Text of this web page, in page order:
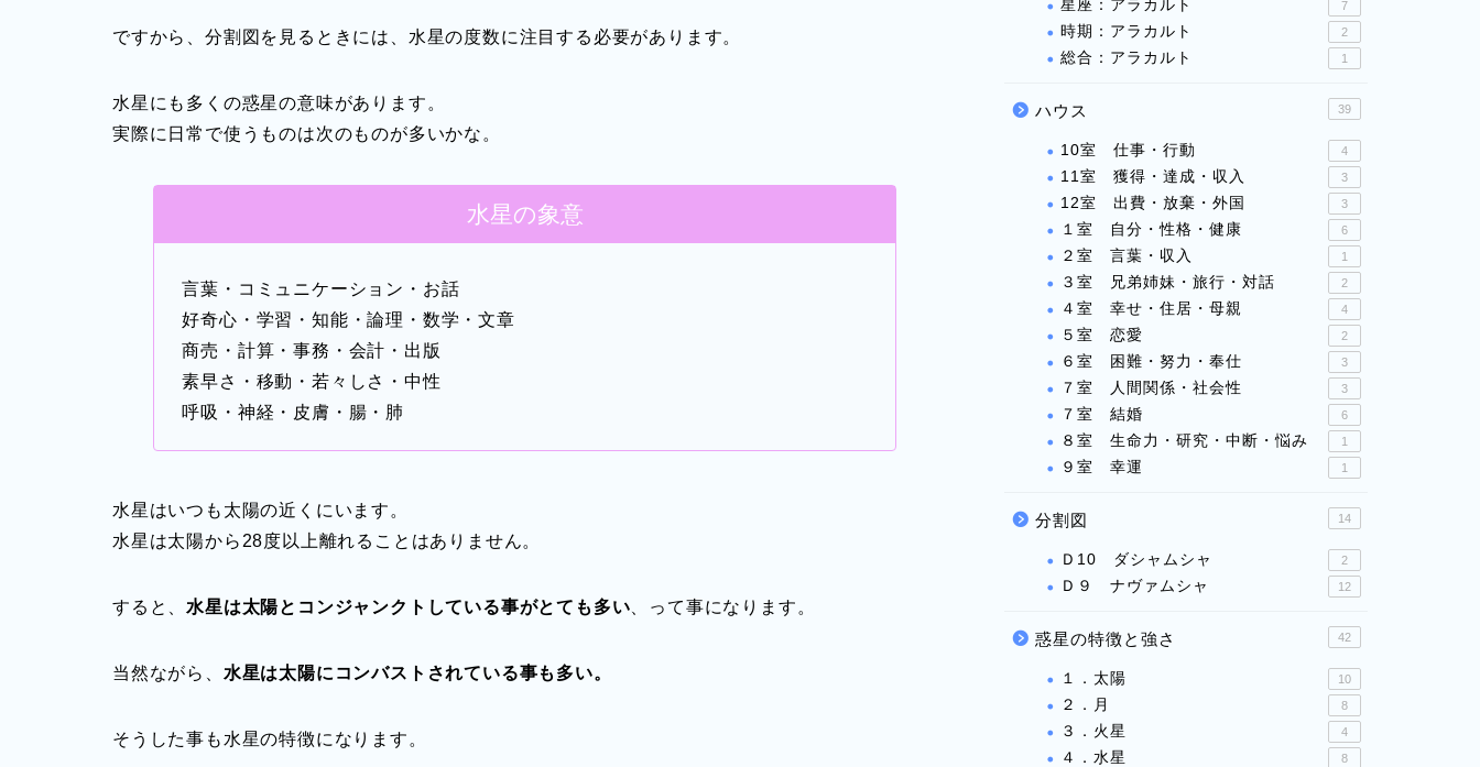
ですから、分割図を見るときには、水星の度数に注目する必要があります。
水星にも多くの惑星の意味があります。
実際に日常で使うものは次のものが多いかな。
水星の象意
言葉・コミュニケーション・お話
好奇心・学習・知能・論理・数学・文章
商売・計算・事務・会計・出版
素早さ・移動・若々しさ・中性
呼吸・神経・皮膚・腸・肺
水星はいつも太陽の近くにいます。
水星は太陽から28度以上離れることはありません。
すると、 水星は太陽とコンジャンクトしている事がとても多い 、って事になります。
当然ながら、 水星は太陽にコンバストされている事も多い。
そうした事も水星の特徴になります。
星座：アラカルト 7
時期：アラカルト 2
総合：アラカルト 1
ハウス 39
10室 仕事・行動 4
11室 獲得・達成・収入 3
12室 出費・放棄・外国 3
１室 自分・性格・健康 6
２室 言葉・収入 1
３室 兄弟姉妹・旅行・対話 2
４室 幸せ・住居・母親 4
５室 恋愛 2
６室 困難・努力・奉仕 3
７室 人間関係・社会性 3
７室 結婚 6
８室 生命力・研究・中断・悩み 1
９室 幸運 1
分割図 14
Ｄ10 ダシャムシャ 2
Ｄ９ ナヴァムシャ 12
惑星の特徴と強さ 42
１．太陽 10
２．月 8
３．火星 4
４．水星 8